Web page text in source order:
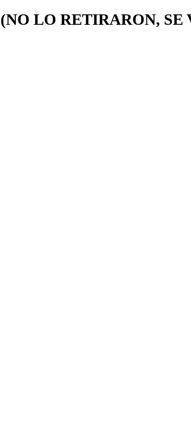
LO RETIRARON, SE